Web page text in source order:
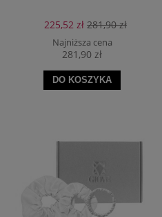
225,52 zł 281,90 zł
Najniższa cena
281,90 zł
DO KOSZYKA